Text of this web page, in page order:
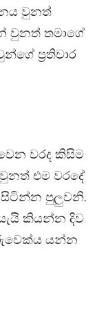
වුනත්
වුනත් තමාගේ
ප්‍රතිචාර
වරද කිසිම
එම වරදේ
පුලුවනි.
කියන්න දිව
යන්න